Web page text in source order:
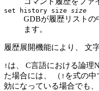
set history size size
GDBが履歴リストの
ます。
履歴展開機能により、 文
! は、 C言語における論理
た場合には、 （ ! を式の中
効になっている場合でも、